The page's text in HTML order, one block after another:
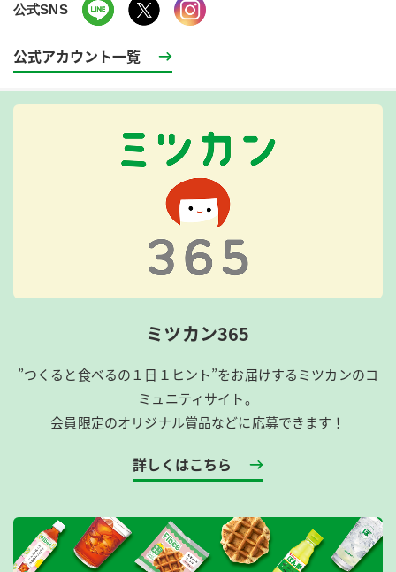
公式SNS
公式アカウント一覧
ミツカン365
”つくると食べるの１日１ヒント”をお届けするミツカンのコ
ミュニティサイト。
会員限定のオリジナル賞品などに応募できます！
詳しくはこちら